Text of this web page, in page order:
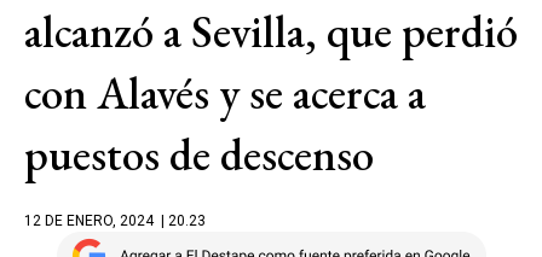
alcanzó a Sevilla, que perdió
con Alavés y se acerca a
puestos de descenso
12 DE ENERO, 2024 | 20.23